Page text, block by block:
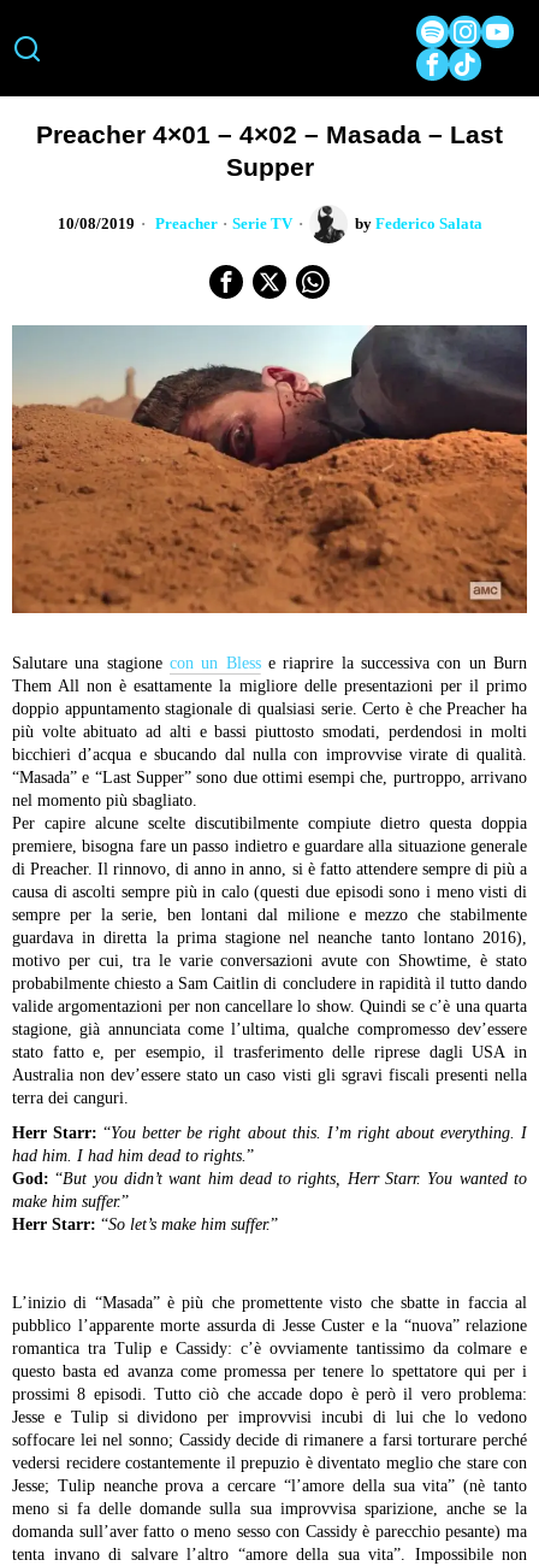
Preacher 4×01 – 4×02 – Masada – Last
Supper
10/08/2019 Preacher · Serie TV by Federico Salata
Salutare una stagione con un Blesse riaprire la successiva con un Burn
Them All non è esattamente la migliore delle presentazioni per il primo
doppio appuntamento stagionale di qualsiasi serie. Certo è che Preacher ha
più volte abituato ad alti e bassi piuttosto smodati, perdendosi in molti
bicchieri d’acqua e sbucando dal nulla con improvvise virate di qualità.
“Masada” e “Last Supper” sono due ottimi esempi che, purtroppo, arrivano
nel momento più sbagliato.
Per capire alcune scelte discutibilmente compiute dietro questa doppia
premiere, bisogna fare un passo indietro e guardare alla situazione generale
di Preacher. Il rinnovo, di anno in anno, si è fatto attendere sempre di più a
causa di ascolti sempre più in calo (questi due episodi sono i meno visti di
sempre per la serie, ben lontani dal milione e mezzo che stabilmente
guardava in diretta la prima stagione nel neanche tanto lontano 2016),
motivo per cui, tra le varie conversazioni avute con Showtime, è stato
probabilmente chiesto a Sam Caitlin di concludere in rapidità il tutto dando
valide argomentazioni per non cancellare lo show. Quindi se c’è una quarta
stagione, già annunciata come l’ultima, qualche compromesso dev’essere
stato fatto e, per esempio, il trasferimento delle riprese dagli USA in
Australia non dev’essere stato un caso visti gli sgravi fiscali presenti nella
terra dei canguri.
Herr Starr: “You better be right about this. I’m right about everything. I
had him. I had him dead to rights. ”
God: “But you didn’t want him dead to rights, Herr Starr. You wanted to
make him suffer.”
Herr Starr: “So let’s make him suffer.”
L’inizio di “Masada” è più che promettente visto che sbatte in faccia al
pubblico l’apparente morte assurda di Jesse Custer e la “nuova” relazione
romantica tra Tulip e Cassidy: c’è ovviamente tantissimo da colmare e
questo basta ed avanza come promessa per tenere lo spettatore qui per i
prossimi 8 episodi. Tutto ciò che accade dopo è però il vero problema:
Jesse e Tulip si dividono per improvvisi incubi di lui che lo vedono
soffocare lei nel sonno; Cassidy decide di rimanere a farsi torturare perché
vedersi recidere costantemente il prepuzio è diventato meglio che stare con
Jesse; Tulip neanche prova a cercare “l’amore della sua vita” (nè tanto
meno si fa delle domande sulla sua improvvisa sparizione, anche se la
domanda sull’aver fatto o meno sesso con Cassidy è parecchio pesante) ma
tenta invano di salvare l’altro “amore della sua vita”. Impossibile non